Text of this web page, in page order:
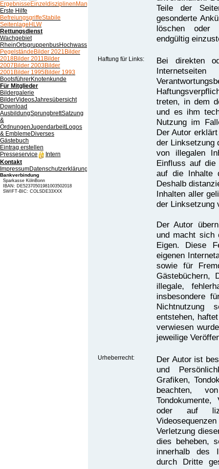
ErgebnisseEinzeldisziplinenMannschaftsdisziplinen
Erste Hilfe
BefreiungsgriffeStabile
SeitenlageHLW
Rettungsdienst
Wachgebiet
RheinOrtsgruppenbusHochwasser
PegelständeBilder 2021Bilder
2018Bilder 2011Bilder
2007Bilder 2003Bilder
2001Bilder 1995Bilder 1993
BootsführerKnotenkunde
Für Mitglieder
Bildergalerie
BilderVideosJahresübersicht
Download
AusbildungSprungbrettSatzung
&
OrdnungenJugendarbeitLogos
& EmblemeDiverses
Gästebuch
Eintrag erstellen
Presseservice
Intern
Kontakt
ImpressumDatenschutzerklärung
Bankverbindung
Sparkasse KölnBonn
IBAN: DE52370501981003502018
SWIFT-BIC: COLSDE33XXX
Teile der
gesonderte
löschen oder
endgültig
Haftung für Links:
Bei direkten
treten, in dem
und es ihm
Nutzung im
Der Autor
der Linksetzung
von illegalen
Einfluss auf die
auf die Inhalte
Deshalb
Inhalten aller
der Linksetzung
Der Autor
und macht sich
Eigen. Diese
eigenen
sowie für
Gästebüchern,
illegale,
insbesondere
Nichtnutzung
entstehen,
verwiesen
jeweilige
Urheberrecht:
Der Autor ist
und
Grafiken,
beachten,
oder auf
Verletzung
dies beheben,
innerhalb des
durch Dritte